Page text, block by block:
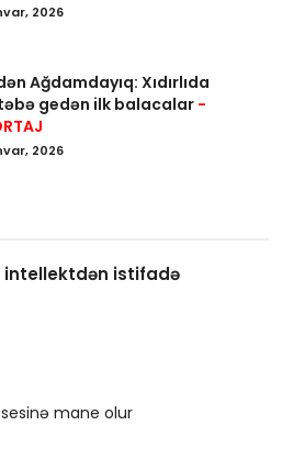
2026
Ağdamdayıq: Xıdırlıda
gedən ilk balacalar -
2026
intellektdən istifadə
mane olur